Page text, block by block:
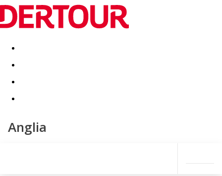
Destinatii Vacanta perfecta OFERTE DE NERATAT
Anglia